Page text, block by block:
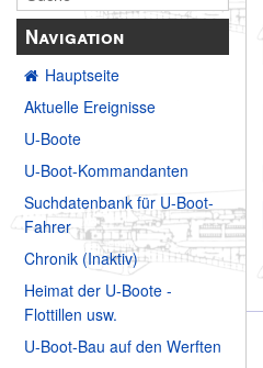
Navigation
Hauptseite
Aktuelle Ereignisse
U-Boote
U-Boot-Kommandanten
Suchdatenbank für U-Boot-
Fahrer
Chronik (Inaktiv)
Heimat der U-Boote -
Flottillen usw.
U-Boot-Bau auf den Werften